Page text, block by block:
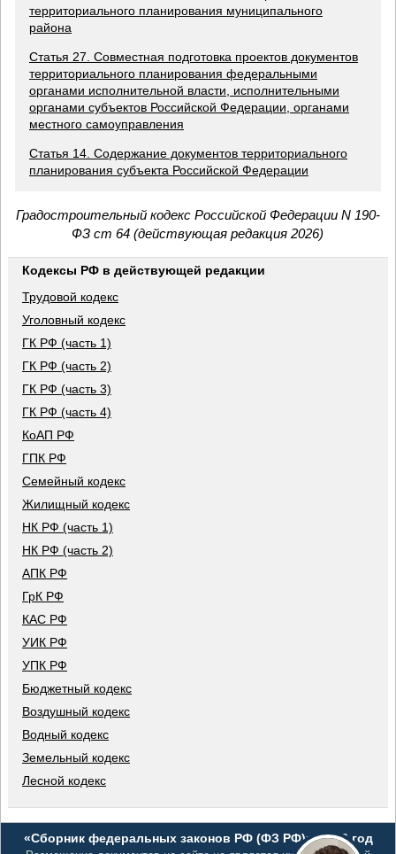
территориального планирования муниципального
района
Статья 27. Совместная подготовка проектов документов
территориального планирования федеральными
органами исполнительной власти, исполнительными
органами субъектов Российской Федерации, органами
местного самоуправления
Статья 14. Содержание документов территориального
планирования субъекта Российской Федерации
Градостроительный кодекс Российской Федерации N 190-
ФЗ ст 64 (действующая редакция 2026)
Кодексы РФ в действующей редакции
Трудовой кодекс
Уголовный кодекс
ГК РФ (часть 1)
ГК РФ (часть 2)
ГК РФ (часть 3)
ГК РФ (часть 4)
КоАП РФ
ГПК РФ
Семейный кодекс
Жилищный кодекс
НК РФ (часть 1)
НК РФ (часть 2)
АПК РФ
ГрК РФ
КАС РФ
УИК РФ
УПК РФ
Бюджетный кодекс
Воздушный кодекс
Водный кодекс
Земельный кодекс
Лесной кодекс
«Сборник федеральных законов РФ (ФЗ РФ)», 2026 год